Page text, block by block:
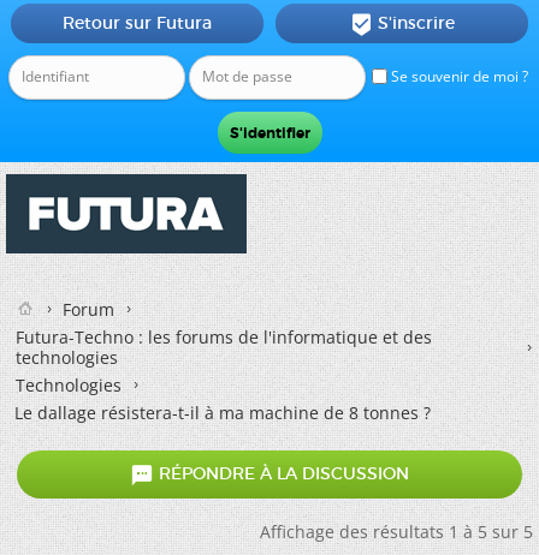
Se souvenir de moi ?
Retour sur Futura  S'inscrire
Forum
Futura-Techno : les forums de l'informatique et des
technologies
Technologies
Le dallage résistera-t-il à ma machine de 8 tonnes ?
 RÉPONDRE À LA DISCUSSION
Affichage des résultats 1 à 5 sur 5